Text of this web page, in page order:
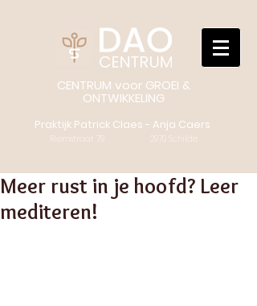
CENTRUM voor GROEI &
ONTWIKKELING
Praktijk Patrick Claes - Anja Caers
Riemstraat 79 2970 Schilde
Meer rust in je hoofd? Leer
mediteren!